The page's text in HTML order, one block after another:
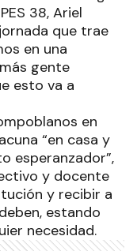
38, Ariel
que trae
en una
gente
esto va a
en
“en casa y
esperanzador”,
y docente
y recibir a
estando
necesidad.